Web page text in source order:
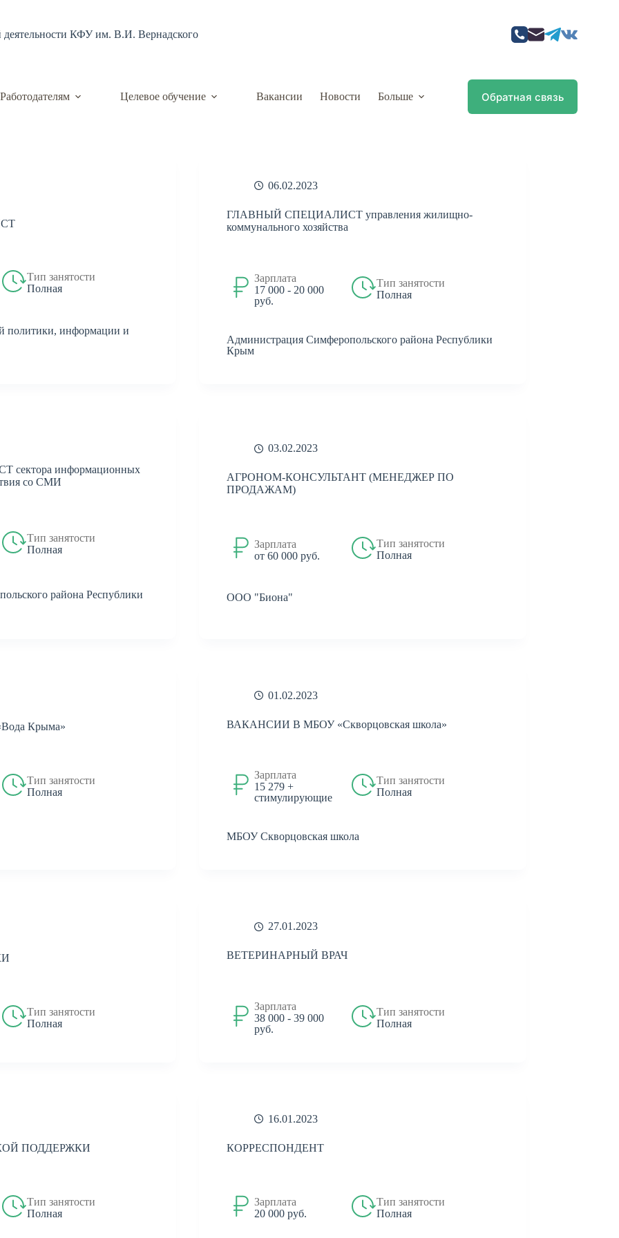
деятельности КФУ им. В.И. Вернадского
Работодателям Целевое обучение Вакансии Новости Больше Обратная связь
Тип занятости
Полная
политики, информации и
06.02.2023
ГЛАВНЫЙ СПЕЦИАЛИСТ управления жилищно-
коммунального хозяйства
Зарплата
17 000 - 20 000
руб.
Тип занятости
Полная
Администрация Симферопольского района Республики
Крым
информационных
со СМИ
Тип занятости
Полная
района Республики
03.02.2023
АГРОНОМ-КОНСУЛЬТАНТ (МЕНЕДЖЕР ПО
ПРОДАЖАМ)
Зарплата
от 60 000 руб.
Тип занятости
Полная
ООО "Биона"
Крыма»
Тип занятости
Полная
01.02.2023
ВАКАНСИИ В МБОУ «Скворцовская школа»
Зарплата
15 279 +
стимулирующие
Тип занятости
Полная
МБОУ Скворцовская школа
Тип занятости
Полная
27.01.2023
ВЕТЕРИНАРНЫЙ ВРАЧ
Зарплата
38 000 - 39 000
руб.
Тип занятости
Полная
ПОДДЕРЖКИ
Тип занятости
Полная
16.01.2023
КОРРЕСПОНДЕНТ
Зарплата
20 000 руб.
Тип занятости
Полная